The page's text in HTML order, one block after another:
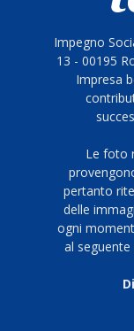
Impegno
13 - 00195
Impresa
Le foto
pertanto
delle
ogni
al